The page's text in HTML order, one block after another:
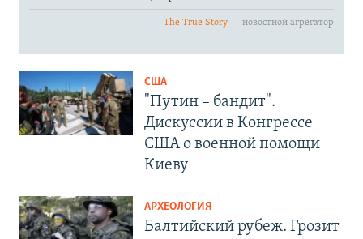
США
"Путин – бандит".
Дискуссии в Конгрессе
США о военной помощи
Киеву
АРХЕОЛОГИЯ
Балтийский рубеж. Грозит